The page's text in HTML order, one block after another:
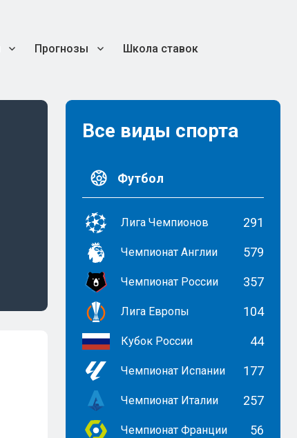
Прогнозы Школа ставок
Все виды спорта
Футбол
Лига Чемпионов 291
Чемпионат Англии 579
Чемпионат России 357
Лига Европы 104
Кубок России 44
Чемпионат Испании 177
Чемпионат Италии 257
Чемпионат Франции 56